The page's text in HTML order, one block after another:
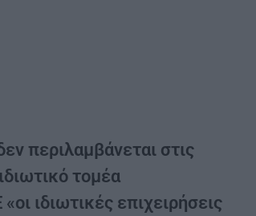
περιλαμβάνεται στις
τομέα
ιδιωτικές επιχειρήσεις